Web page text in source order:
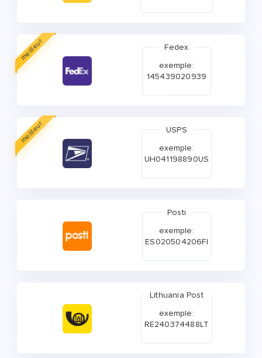
meilleur
Fedex
exemple:
145439020939
meilleur
USPS
exemple:
UH041198890US
Posti
exemple:
ES020504206FI
Lithuania Post
exemple:
RE240374488LT